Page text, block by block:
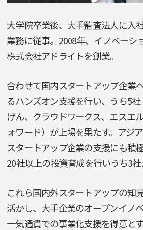
大学院卒業後、大手監査法人に入
業務に従事。2008年、イノベーシ
株式会社アドライトを創業。
合わせて国内スタートアップ企業
るハンズオン支援を行い、うち5
げん、クラウドワークス、エスエ
ォワード）が上場を果たす。アジ
スタートアップ企業の支援にも積
20社以上の投資育成を行いうち3社
これら国内外スタートアップの知
活かし、大手企業のオープンイノ
一気通貫での事業化支援を得意と